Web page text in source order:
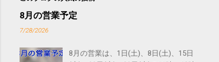
8月の営業予定
7/28/2026
8月の営業は、1日(土)、8日(土)、15日